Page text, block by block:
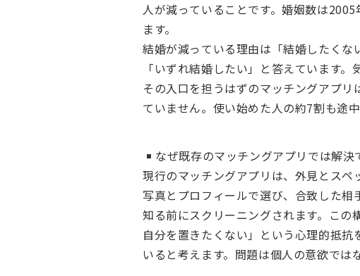
人が減っていることです。婚姻数は
ます。
結婚が減っている理由は「結婚したく
「いずれ結婚したい」と答えています
その入口を担うはずのマッチングアプ
ていません。使い始めた人の約7割も途中
なぜ既存のマッチングアプリでは解決
現行のマッチングアプリは、外見とス
写真とプロフィールで選び、合致した相
知る前にスクリーニングされます。こ
自分を置きたくない」という心理的抵
いると考えます。問題は個人の意欲では